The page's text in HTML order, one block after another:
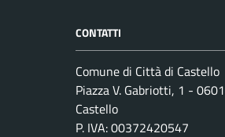
CONTATTI
Comune di Città di Castello
Piazza V. Gabriotti, 1 -
Castello
P. IVA: 00372420547